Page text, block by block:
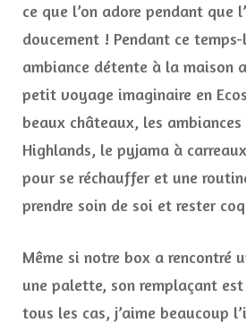
ce que l’on adore pendant que
doucement ! Pendant ce
ambiance détente à la maison
petit voyage imaginaire en
beaux châteaux, les ambiances
Highlands, le pyjama à
pour se réchauffer et une
prendre soin de soi et rester
Même si notre box a rencontré
une palette, son remplaçant
tous les cas, j’aime beaucoup